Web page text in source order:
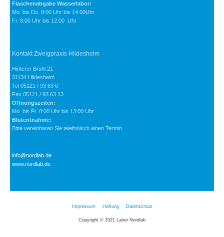
Flaschenabgabe Wasserlabor:
Mo. bis Do. 8:00 Uhr bis 14:00Uhr
Fr. 8:00 Uhr bis 12:00 Uhr
Kontakt Zweigpraxis Hildesheim
Hinterer Brühl 21
31134 Hildesheim
Tel 05121 / 93 63 0
Fax 05121 / 93 63 13
Öffnungszeiten:
Mo. bis Fr. 8:00 Uhr bis 13:00 Uhr
Blutentnahme:
Bitte vereinbaren Sie telefonisch einen Termin.
info@nordlab.de
www.nordlab.de
Impressum Haftung Datenschutz
Copyright © 2021 Labor Nordlab